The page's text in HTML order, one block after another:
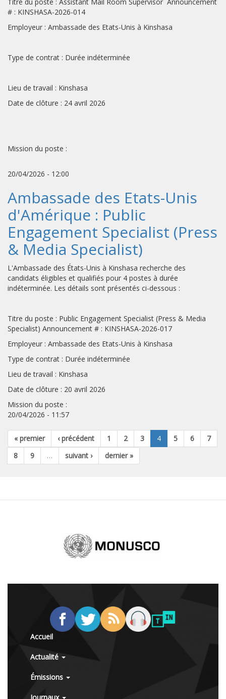
# : KINSHASA-2026-014
Employeur : Ambassade des Etats-Unis à Kinshasa
Type de contrat : Durée indéterminée
Lieu de travail : Kinshasa
Date de clôture : 24 avril 2026
Mission du poste :
20/04/2026 - 12:00
Ambassade des Etats-Unis
d'Amérique : Public
Engagement Specialist (Press
& Media Specialist)
L'Ambassade des États-Unis à Kinshasa recherche des
candidats éligibles et qualifiés pour 4 postes à durée
indéterminée. Les détails sont présentés ci-dessous :
Titre du poste : Public Engagement Specialist (Press & Media
Specialist) Announcement # : KINSHASA-2026-017
Employeur : Ambassade des Etats-Unis à Kinshasa
Type de contrat : Durée indéterminée
Lieu de travail : Kinshasa
Date de clôture : 20 avril 2026
Mission du poste :
20/04/2026 - 11:57
« premier ‹ précédent 1 2 3 4 5 6
7
8
9 … suivant › dernier »
Accueil
Actualité
Émissions